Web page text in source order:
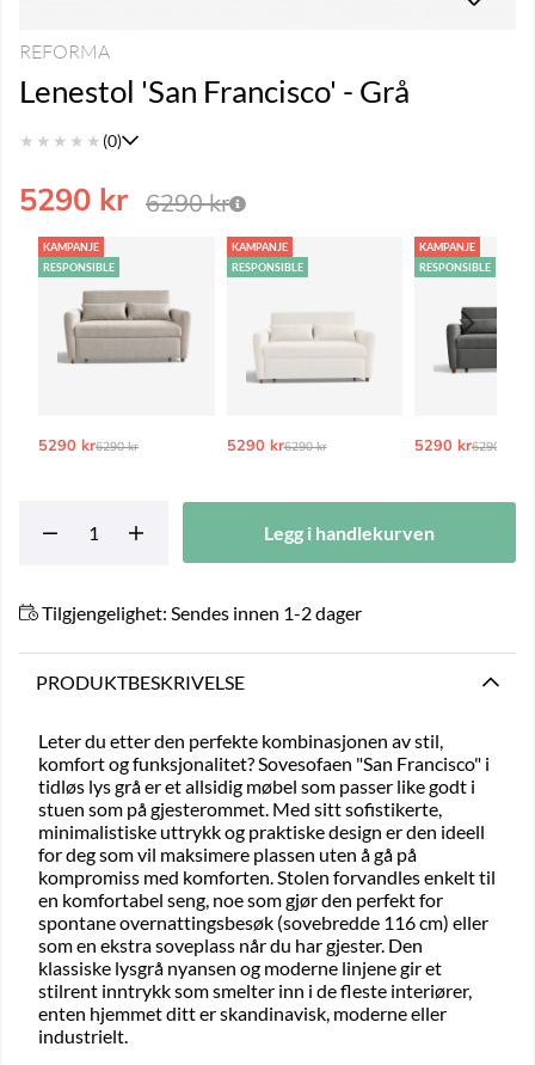
REFORMA
Lenestol 'San Francisco' - Grå
★ ★ ★ ★ ★ (0)
6290kr
5290 kr
KAMPANJE
RESPONSIBLE
5290 krOrdinarie pris:
6290 kr
KAMPANJE
RESPONSIBLE
5290 krOrdinarie pris:
6290 kr
KAMPANJE
RESPONSIBLE
5290 kr6290 kr
Legg i handlekurven
Tilgjengelighet: Sendes innen 1-2 dager
PRODUKTBESKRIVELSE
Leter du etter den perfekte kombinasjonen av stil,
komfort og funksjonalitet? Sovesofaen "San Francisco" i
tidløs lys grå er et allsidig møbel som passer like godt i
stuen som på gjesterommet. Med sitt sofistikerte,
minimalistiske uttrykk og praktiske design er den ideell
for deg som vil maksimere plassen uten å gå på
kompromiss med komforten. Stolen forvandles enkelt til
en komfortabel seng, noe som gjør den perfekt for
spontane overnattingsbesøk (sovebredde 116 cm) eller
som en ekstra soveplass når du har gjester. Den
klassiske lysgrå nyansen og moderne linjene gir et
stilrent inntrykk som smelter inn i de fleste interiører,
enten hjemmet ditt er skandinavisk, moderne eller
industrielt.